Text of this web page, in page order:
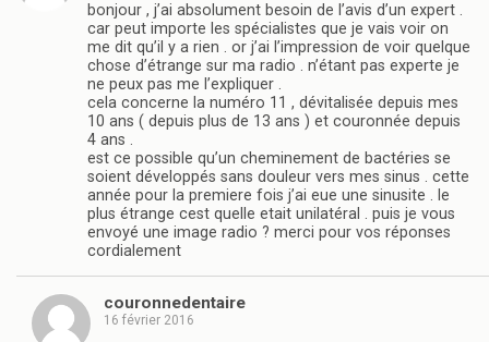
bonjour , j’ai absolument besoin de l’avis d’un expert .
car peut importe les spécialistes que je vais voir on
me dit qu’il y a rien . or j’ai l’impression de voir quelque
chose d’étrange sur ma radio . n’étant pas experte je
ne peux pas me l’expliquer .
cela concerne la numéro 11 , dévitalisée depuis mes
10 ans ( depuis plus de 13 ans ) et couronnée depuis
4 ans .
est ce possible qu’un cheminement de bactéries se
soient développés sans douleur vers mes sinus . cette
année pour la premiere fois j’ai eue une sinusite . le
plus étrange cest quelle etait unilatéral . puis je vous
envoyé une image radio ? merci pour vos réponses
cordialement
couronnedentaire
16 février 2016